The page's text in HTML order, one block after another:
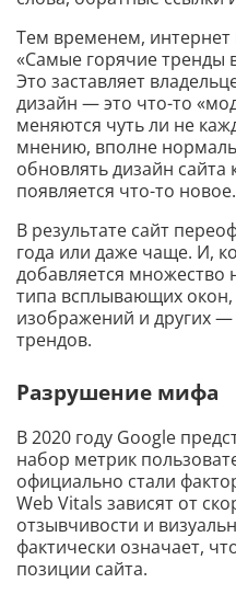
Тем временем,
«Самые горячие тренды
Это заставляет
дизайн — это что-то
меняются чуть ли не
мнению, вполне
обновлять дизайн сайта
появляется что-то новое.
В результате сайт
года или даже чаще. И,
добавляется множество
типа всплывающих
изображений и других —
трендов.
Разрушение мифа
В 2020 году Google
набор метрик
официально стали
Web Vitals зависят от
отзывчивости и
фактически означает,
позиции сайта.